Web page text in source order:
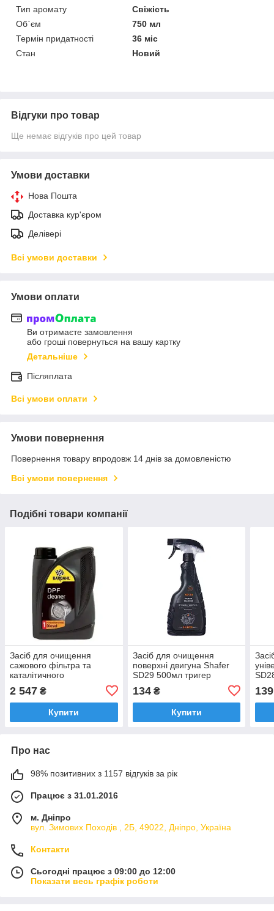
Тип аромату
Свіжість
Об`єм
750 мл
Термін придатності
36 міс
Стан
Новий
Відгуки про товар
Ще немає відгуків про цей товар
Умови доставки
Нова Пошта
Доставка кур'єром
Делівері
Всі умови доставки
Умови оплати
Ви отримаєте замовлення
або гроші повернуться на вашу картку
Детальніше
Післяплата
Всі умови оплати
Умови повернення
Повернення товару впродовж 14 днів за домовленістю
Всі умови повернення
Подібні товари компанії
Засіб для очищення
сажового фільтра та
каталітичного
нейтралізатора BARDAHL
DPF CLEANER 600мл
(2244B)
2 547 ₴
Купити
Засіб для очищення
поверхні двигуна Shafer
SD29 500мл тригер
134₴
Купити
139
Про нас
98% позитивних з 1157 відгуків за рік
Працює з 31.01.2016
м. Дніпро
вул. Зимових Походiв , 2Б, 49022, Дніпро, Україна
Контакти
Сьогодні працює з 09:00 до 12:00
Показати весь графік роботи